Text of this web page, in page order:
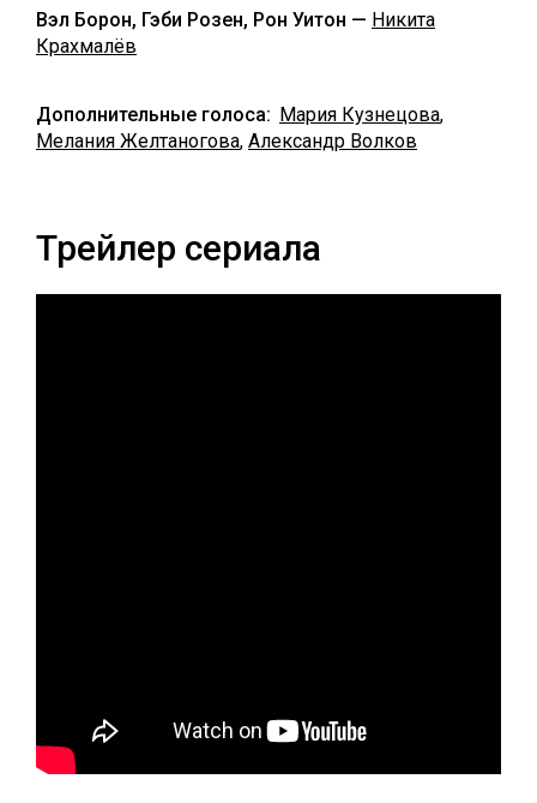
Вэл Борон, Гэби Розен, Рон Уитон — Никита
Крахмалёв
Дополнительные голоса: Мария Кузнецова,
Мелания Желтаногова, Александр Волков
Трейлер сериала